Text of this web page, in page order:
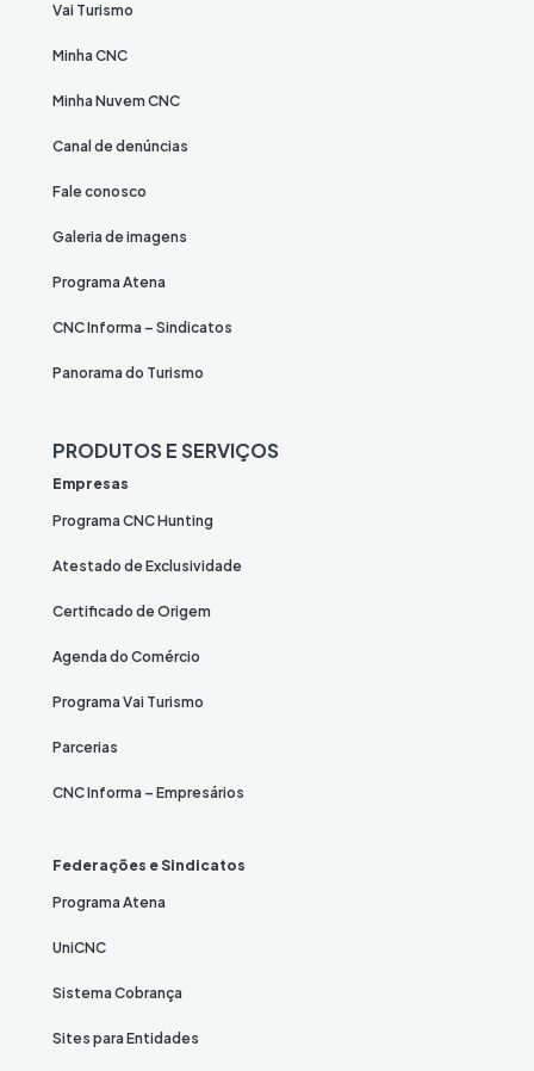
Vai Turismo
Minha CNC
Minha Nuvem CNC
Canal de denúncias
Fale conosco
Galeria de imagens
Programa Atena
CNC Informa – Sindicatos
Panorama do Turismo
PRODUTOS E SERVIÇOS
Empresas
Programa CNC Hunting
Atestado de Exclusividade
Certificado de Origem
Agenda do Comércio
Programa Vai Turismo
Parcerias
CNC Informa – Empresários
Federações e Sindicatos
Programa Atena
UniCNC
Sistema Cobrança
Sites para Entidades